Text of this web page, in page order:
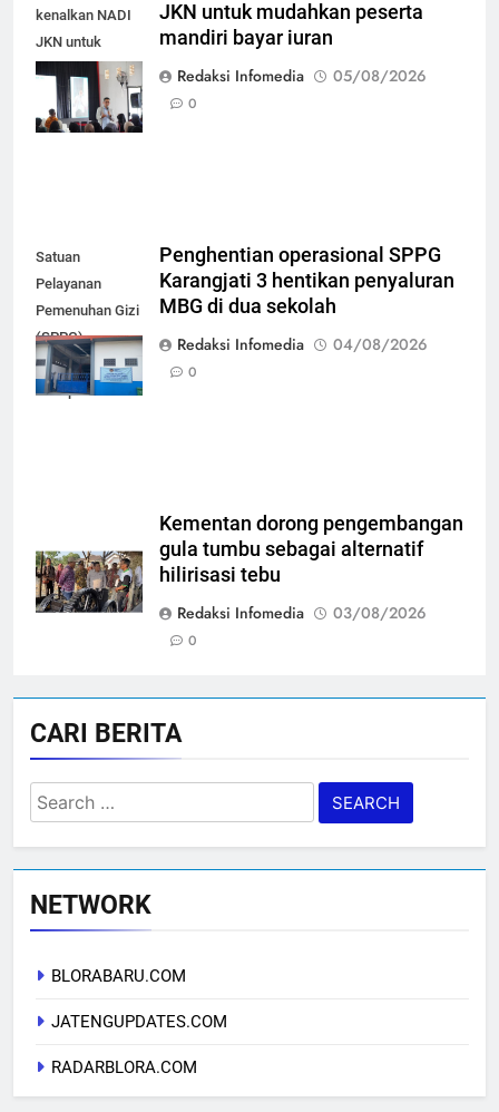
kenalkan NADI
JKN untuk
mudahkan
peserta mandiri
bayar iuran
JKN untuk mudahkan peserta
mandiri bayar iuran
Redaksi Infomedia
05/08/2026
0
Satuan
Pelayanan
Pemenuhan Gizi
(SPPG)
Karangjati 3 di
Kabupaten Blora
Penghentian operasional SPPG
Karangjati 3 hentikan penyaluran
MBG di dua sekolah
Redaksi Infomedia
04/08/2026
0
Kementan dorong pengembangan
gula tumbu sebagai alternatif
hilirisasi tebu
Redaksi Infomedia
03/08/2026
0
CARI BERITA
Search
for:
NETWORK
BLORABARU.COM
JATENGUPDATES.COM
RADARBLORA.COM